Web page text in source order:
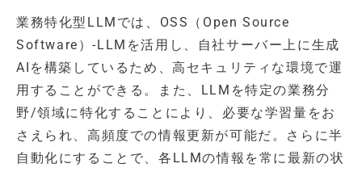
業務特化型LLMでは、OSS（Open Source
Software）-LLMを活用し、自社サーバー上に生成
AIを構築しているため、高セキュリティな環境で運
用することができる。また、LLMを特定の業務分
野/領域に特化することにより、必要な学習量をお
さえられ、高頻度での情報更新が可能だ。さらに半
自動化にすることで、各LLMの情報を常に最新の状